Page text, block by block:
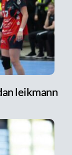
leikmann